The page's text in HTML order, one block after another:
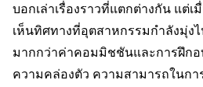
บอกเล่าเรื่องราวที่แตกต่างกัน แต่
เห็นทิศทางที่อุตสาหกรรมกำลังมุ่ง
มากกว่าค่าคอมมิชชันและการฝึกอ
ความคล่องตัว ความสามารถในก